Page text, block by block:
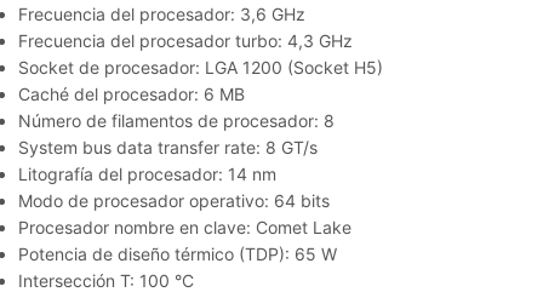
Frecuencia del procesador: 3,6 GHz
Frecuencia del procesador turbo: 4,3 GHz
Socket de procesador: LGA 1200 (Socket H5)
Caché del procesador: 6 MB
Número de filamentos de procesador: 8
System bus data transfer rate: 8 GT/s
Litografía del procesador: 14 nm
Modo de procesador operativo: 64 bits
Procesador nombre en clave: Comet Lake
Potencia de diseño térmico (TDP): 65 W
Intersección T: 100 °C